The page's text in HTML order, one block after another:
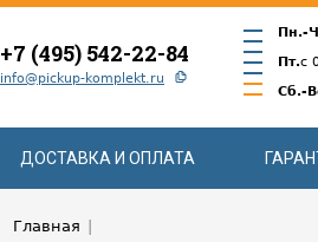
+7 (495) 542-22-84
info@pickup-komplekt.ru
Пн.-
Пт.с
Сб.-
ДОСТАВКА И ОПЛАТА
Главная